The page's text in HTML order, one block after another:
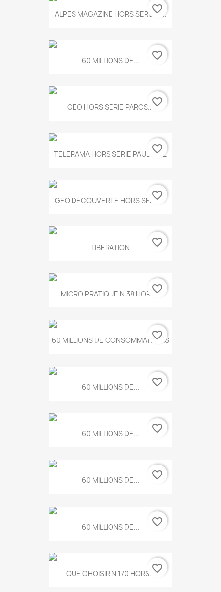
ALPES MAGAZINE HORS SERIE N...
favorite_border
60 MILLIONS DE... favorite_border
GEO HORS SERIE PARCS...favorite_border
TELERAMA HORS SERIE PAUL KLEE
favorite_border
GEO DECOUVERTE HORS SERIE...
favorite_border
LIBERATION favorite_border
MICRO PRATIQUE N 38 HORS...
favorite_border
60 MILLIONS DE CONSOMMATEURS
favorite_border
60 MILLIONS DE... favorite_border
60 MILLIONS DE... favorite_border
60 MILLIONS DE... favorite_border
60 MILLIONS DE... favorite_border
QUE CHOISIR N 170 HORS...favorite_border